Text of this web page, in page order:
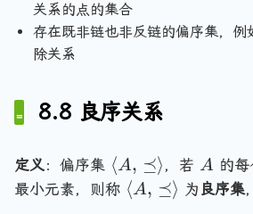
e
a
g
le
p
e
\
r
a
关系的点的集合
存在既非链也非反链的偏序集，例
除关系
8.8 良序关系
定义：偏序集 \
l
⟨A, ⪯⟩ ，若 A
A的每
最小元素，则称 \
⟨A, ⪯⟩ 为 良序集，